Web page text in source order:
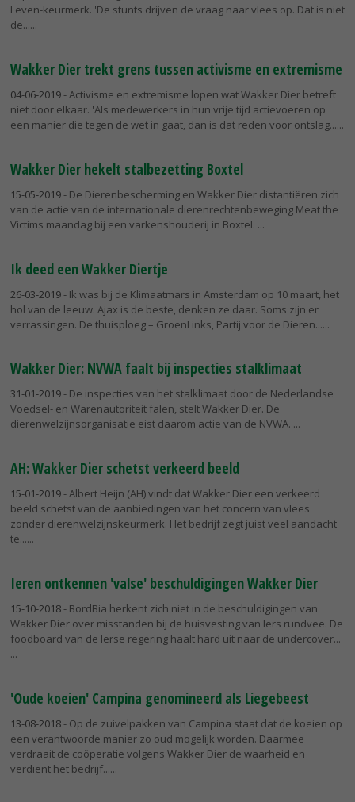
Leven-keurmerk. 'De stunts drijven de vraag naar vlees op. Dat is niet
de...
Wakker Dier trekt grens tussen activisme en extremisme
04-06-2019- Activisme en extremisme lopen wat Wakker Dier betreft
niet door elkaar. 'Als medewerkers in hun vrije tijd actievoeren op
een manier die tegen de wet in gaat, dan is dat reden voor ontslag...
Wakker Dier hekelt stalbezetting Boxtel
15-05-2019- De Dierenbescherming en Wakker Dier distantiëren zich
van de actie van de internationale dierenrechtenbeweging Meat the
Victims maandag bij een varkenshouderij in Boxtel.
Ik deed een Wakker Diertje
26-03-2019- Ik was bij de Klimaatmars in Amsterdam op 10 maart, het
hol van de leeuw. Ajax is de beste, denken ze daar. Soms zijn er
verrassingen. De thuisploeg – GroenLinks, Partij voor de Dieren...
Wakker Dier: NVWA faalt bij inspecties stalklimaat
31-01-2019- De inspecties van het stalklimaat door de Nederlandse
Voedsel- en Warenautoriteit falen, stelt Wakker Dier. De
dierenwelzijnsorganisatie eist daarom actie van de NVWA.
AH: Wakker Dier schetst verkeerd beeld
15-01-2019- Albert Heijn (AH) vindt dat Wakker Dier een verkeerd
beeld schetst van de aanbiedingen van het concern van vlees
zonder dierenwelzijnskeurmerk. Het bedrijf zegt juist veel aandacht
te...
Ieren ontkennen 'valse' beschuldigingen Wakker Dier
15-10-2018- BordBia herkent zich niet in de beschuldigingen van
Wakker Dier over misstanden bij de huisvesting van Iers rundvee. De
foodboard van de Ierse regering haalt hard uit naar de undercover...
'Oude koeien' Campina genomineerd als Liegebeest
13-08-2018- Op de zuivelpakken van Campina staat dat de koeien op
een verantwoorde manier zo oud mogelijk worden. Daarmee
verdraait de coöperatie volgens Wakker Dier de waarheid en
verdient het bedrijf...